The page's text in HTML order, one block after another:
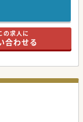
く、医師を含め
お問合せくださ
の求人に
合わせる